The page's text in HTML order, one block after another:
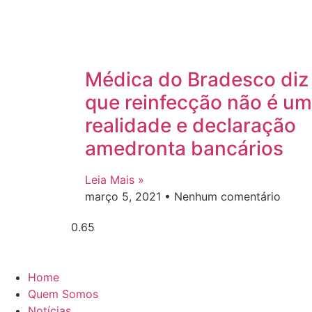
Médica do Bradesco diz
que reinfecção não é
realidade e declaração
amedronta bancários
Leia Mais »
março 5, 2021
Nenhum comentário
Home
Quem Somos